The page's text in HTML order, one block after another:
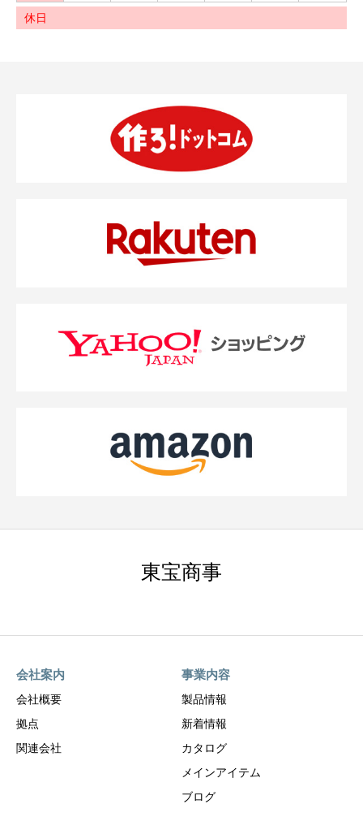
休日
東宝商事
会社案内
会社概要
拠点
関連会社
事業内容
製品情報
新着情報
カタログ
メインアイテム
ブログ